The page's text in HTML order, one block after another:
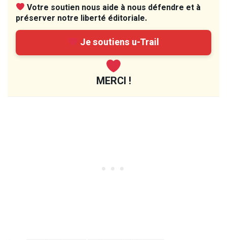
Votre soutien nous aide à nous défendre et à
préserver notre liberté éditoriale.
Je soutiens u-Trail
MERCI !